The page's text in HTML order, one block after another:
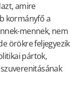
amire
kormányfő a
mennek, nem
örökre feljegyezik
pártok,